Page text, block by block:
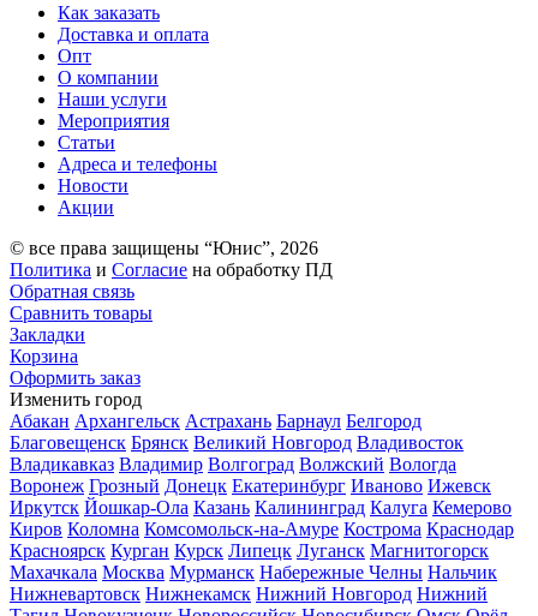
Как заказать
Доставка и оплата
Опт
О компании
Наши услуги
Мероприятия
Статьи
Адреса и телефоны
Новости
Акции
© все права защищены “Юнис”, 2026
Политика и Согласие на обработку ПД
Обратная связь
Сравнить товары
Закладки
Корзина
Оформить заказ
Изменить город
Абакан Архангельск Астрахань Барнаул Белгород
Благовещенск Брянск Великий Новгород Владивосток
Владикавказ Владимир Волгоград Волжский Вологда
Воронеж Грозный Донецк Екатеринбург Иваново Ижевск
Иркутск Йошкар-Ола Казань Калининград Калуга Кемерово
Киров Коломна Комсомольск-на-Амуре Кострома Краснодар
Красноярск Курган Курск Липецк Луганск Магнитогорск
Махачкала Москва Мурманск Набережные Челны Нальчик
Нижневартовск Нижнекамск Нижний Новгород Нижний